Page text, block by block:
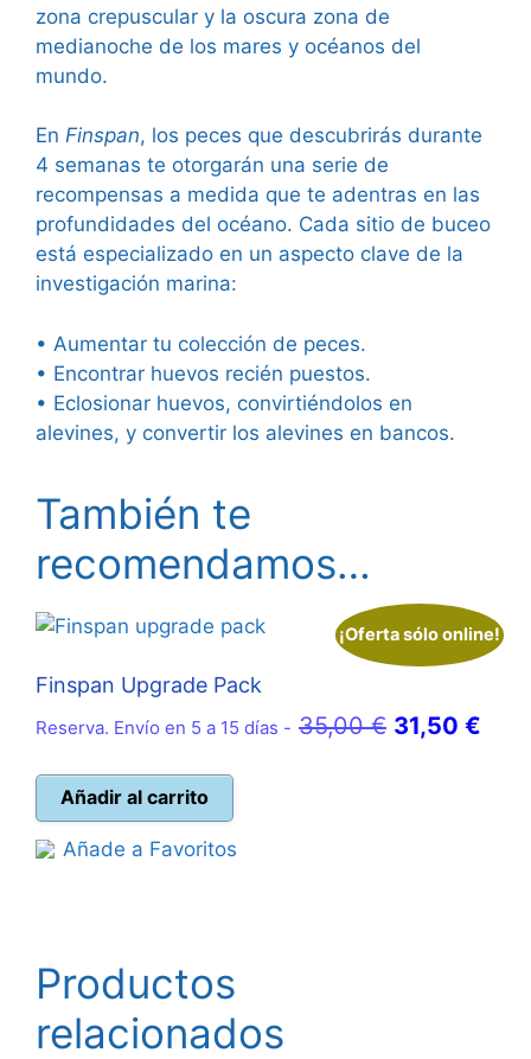
zona crepuscular y la oscura zona de
medianoche de los mares y océanos del
mundo.
En Finspan, los peces que descubrirás durante
4 semanas te otorgarán una serie de
recompensas a medida que te adentras en las
profundidades del océano. Cada sitio de buceo
está especializado en un aspecto clave de la
investigación marina:
• Aumentar tu colección de peces.
• Encontrar huevos recién puestos.
• Eclosionar huevos, convirtiéndolos en
alevines, y convertir los alevines en bancos.
También te
recomendamos…
¡Oferta sólo online!
Finspan Upgrade Pack
Reserva. Envío en 5 a 15 días - 35,00€ El
31,50 €
Añadir al carrito
Añade a Favoritos
Productos
relacionados